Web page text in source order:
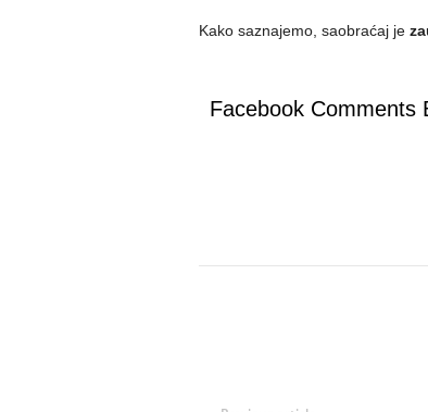
Kako saznajemo, saobraćaj je
Facebook Comments